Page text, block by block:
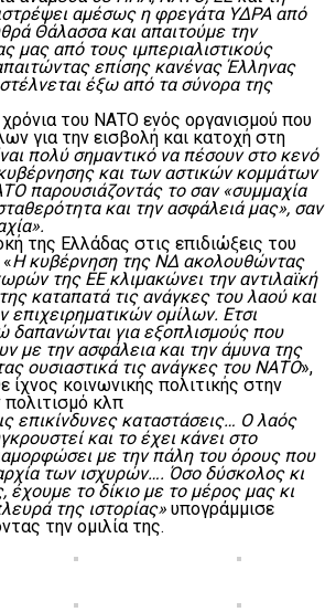
αμέσως η φρεγάτα ΥΔΡΑ από
Θάλασσα και απαιτούμε την
μας από τους ιμπεριαλιστικούς
επίσης κανένας Έλληνας
έξω από τα σύνορα της
του ΝΑΤΟ ενός οργανισμού που
για την εισβολή και κατοχή στη
πολύ σημαντικό να πέσουν στο κενό
και των αστικών κομμάτων
παρουσιάζοντάς το σαν «συμμαχία
και την ασφάλειά μας», σαν
της Ελλάδας στις επιδιώξεις του
«Η κυβέρνηση της ΝΔ ακολουθώντας
της ΕΕ κλιμακώνει την αντιλαϊκή
καταπατά τις ανάγκες του λαού και
επιχειρηματικών ομίλων. Ετσι
δαπανώνται για εξοπλισμούς που
με την ασφάλεια και την άμυνα της
ουσιαστικά τις ανάγκες του ΝΑΤΟ»,
ίχνος κοινωνικής πολιτικής στην
πολιτισμό κλπ
επικίνδυνες καταστάσεις… Ο λαός
και το έχει κάνει στο
με την πάλη του όρους που
των ισχυρών…. Όσο δύσκολος κι
έχουμε το δίκιο με το μέρος μας κι
της ιστορίας» υπογράμμισε
την ομιλία της.